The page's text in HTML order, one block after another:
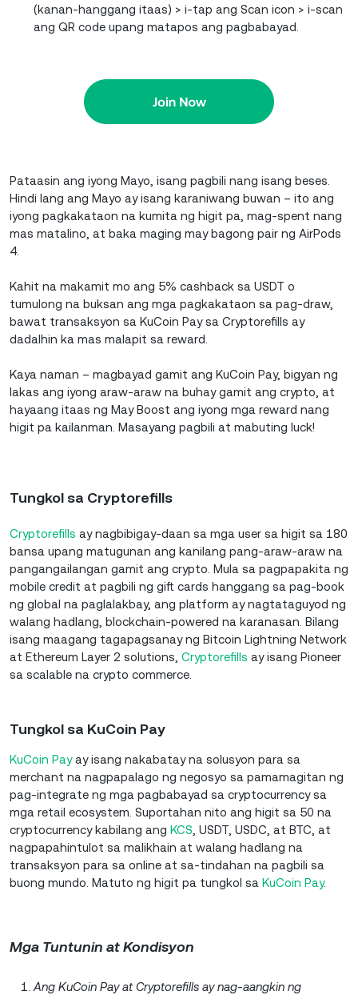
(kanan-hanggang itaas) > i-tap ang Scan icon > i-scan
ang QR code upang matapos ang pagbabayad.
Pataasin ang iyong Mayo, isang pagbili nang isang beses.
Hindi lang ang Mayo ay isang karaniwang buwan – ito ang
iyong pagkakataon na kumita ng higit pa, mag-spent nang
mas matalino, at baka maging may bagong pair ng AirPods
4.
Kahit na makamit mo ang 5% cashback sa USDT o
tumulong na buksan ang mga pagkakataon sa pag-draw,
bawat transaksyon sa KuCoin Pay sa Cryptorefills ay
dadalhin ka mas malapit sa reward.
Kaya naman – magbayad gamit ang KuCoin Pay, bigyan ng
lakas ang iyong araw-araw na buhay gamit ang crypto, at
hayaang itaas ng May Boost ang iyong mga reward nang
higit pa kailanman. Masayang pagbili at mabuting luck!
Tungkol sa Cryptorefills
Cryptorefills ay nagbibigay-daan sa mga user sa higit sa 180
bansa upang matugunan ang kanilang pang-araw-araw na
pangangailangan gamit ang crypto. Mula sa pagpapakita ng
mobile credit at pagbili ng gift cards hanggang sa pag-book
ng global na paglalakbay, ang platform ay nagtataguyod ng
walang hadlang, blockchain-powered na karanasan. Bilang
isang maagang tagapagsanay ng Bitcoin Lightning Network
at Ethereum Layer 2 solutions, Cryptorefills ay isang Pioneer
sa scalable na crypto commerce.
Tungkol sa KuCoin Pay
KuCoin Payay isang nakabatay na solusyon para sa
merchant na nagpapalago ng negosyo sa pamamagitan ng
pag-integrate ng mga pagbabayad sa cryptocurrency sa
mga retail ecosystem. Suportahan nito ang higit sa 50 na
cryptocurrency kabilang ang KCS, USDT, USDC, at BTC, at
nagpapahintulot sa malikhain at walang hadlang na
transaksyon para sa online at sa-tindahan na pagbili sa
buong mundo. Matuto ng higit pa tungkol sa KuCoin Pay.
Mga Tuntunin at Kondisyon
Ang KuCoin Pay at Cryptorefills ay nag-aangkin ng